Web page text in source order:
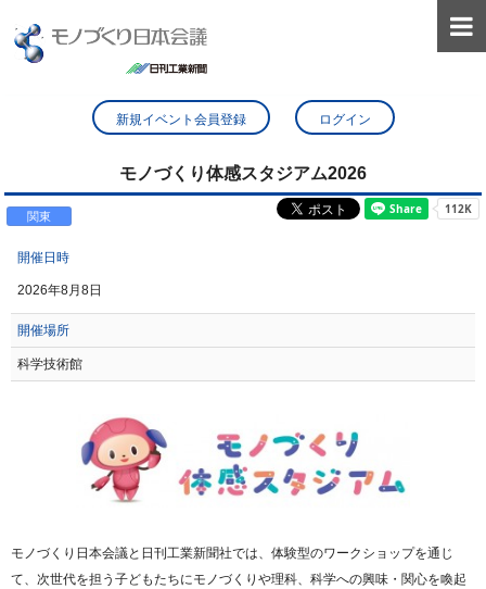

新規イベント会員登録 ログイン
モノづくり体感スタジアム2026
関東
開催日時
2026年8月8日
開催場所
科学技術館
モノづくり日本会議と日刊工業新聞社では、体験型のワークショップを通じ
て、次世代を担う子どもたちにモノづくりや理科、科学への興味・関心を喚起